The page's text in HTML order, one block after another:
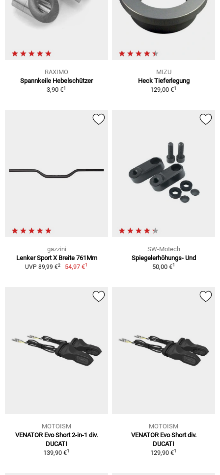
RAXIMO
Spannkeile Hebelschützer
3,90 €1
MIZU
Heck Tieferlegung
129,00 €1
gazzini
Lenker Sport X Breite 761Mm
UVP 89,99 €2 54,97 €1
SW-Motech
Spiegelerhöhungs- Und
50,00 €1
MOTOISM
VENATOR Evo Short 2-in-1 div.
DUCATI
139,90 €1
MOTOISM
VENATOR Evo Short div.
DUCATI
129,90 €1